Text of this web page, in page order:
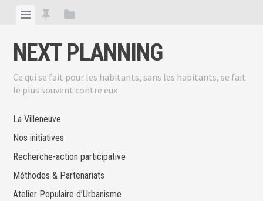
content
ViewView
posts
View
NEXT PLANNING
Ce qui se fait pour les habitants, sans les habitants, se fait
le plus souvent contre eux
La Villeneuve
Nos initiatives
Recherche-action participative
Méthodes & Partenariats
Atelier Populaire d’Urbanisme